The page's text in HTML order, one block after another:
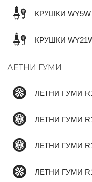
КРУШКИ WY5W
КРУШКИ
ЛЕТНИ ГУМИ
ЛЕТНИ ГУМИ
ЛЕТНИ ГУМИ
ЛЕТНИ ГУМИ
ЛЕТНИ ГУМИ